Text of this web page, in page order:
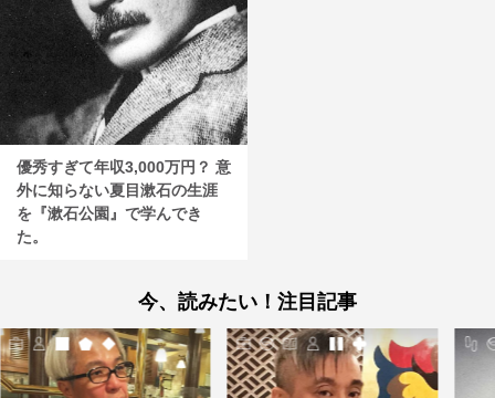
優秀すぎて年収3,000万円？ 意
外に知らない夏目漱石の生涯
を『漱石公園』で学んでき
た。
今、読みたい！注目記事